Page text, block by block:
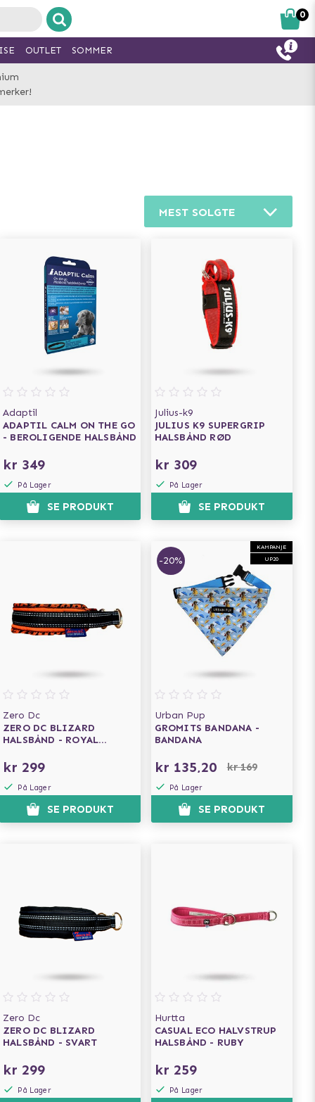
MEST SOLGTE
Adaptil
ADAPTIL CALM ON THE GO
- BEROLIGENDE HALSBÅND
kr 349
På Lager
SE PRODUKT
Julius-k9
JULIUS K9 SUPERGRIP
HALSBÅND RØD
kr 309
På Lager
SE PRODUKT
Zero Dc
ZERO DC BLIZARD
HALSBÅND - ROYAL
kr 299
På Lager
SE PRODUKT
KAMPANJE
UP20
-20%
Urban Pup
GROMITS BANDANA -
BANDANA
kr 135,20 kr 169
På Lager
SE PRODUKT
Zero Dc
ZERO DC BLIZARD
HALSBÅND - SVART
kr 299
På Lager
Hurtta
CASUAL ECO HALVSTRUP
HALSBÅND - RUBY
kr 259
På Lager
0
OUTLET SOMMER